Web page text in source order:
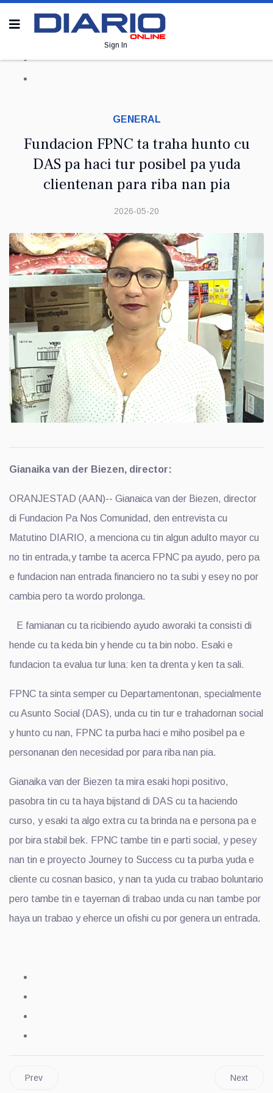
Sign In
GENERAL
Fundacion FPNC ta traha hunto cu
DAS pa haci tur posibel pa yuda
clientenan para riba nan pia
2026-05-20
Gianaika van der Biezen, director:
ORANJESTAD (AAN)-- Gianaica van der Biezen, director
di Fundacion Pa Nos Comunidad, den entrevista cu
Matutino DIARIO, a menciona cu tin algun adulto mayor cu
no tin entrada,y tambe ta acerca FPNC pa ayudo, pero pa
e fundacion nan entrada financiero no ta subi y esey no por
cambia pero ta wordo prolonga.
E famianan cu ta ricibiendo ayudo aworaki ta consisti di
hende cu ta keda bin y hende cu ta bin nobo. Esaki e
fundacion ta evalua tur luna: ken ta drenta y ken ta sali.
FPNC ta sinta semper cu Departamentonan, specialmente
cu Asunto Social (DAS), unda cu tin tur e trahadornan social
y hunto cu nan, FPNC ta purba haci e miho posibel pa e
personanan den necesidad por para riba nan pia.
Gianaika van der Biezen ta mira esaki hopi positivo,
pasobra tin cu ta haya bijstand di DAS cu ta haciendo
curso, y esaki ta algo extra cu ta brinda na e persona pa e
por bira stabil bek. FPNC tambe tin e parti social, y pesey
nan tin e proyecto Journey to Success cu ta purba yuda e
cliente cu cosnan basico, y nan ta yuda cu trabao boluntario
pero tambe tin e tayernan di trabao unda cu nan tambe por
haya un trabao y eherce un ofishi cu por genera un entrada.
Prev Next